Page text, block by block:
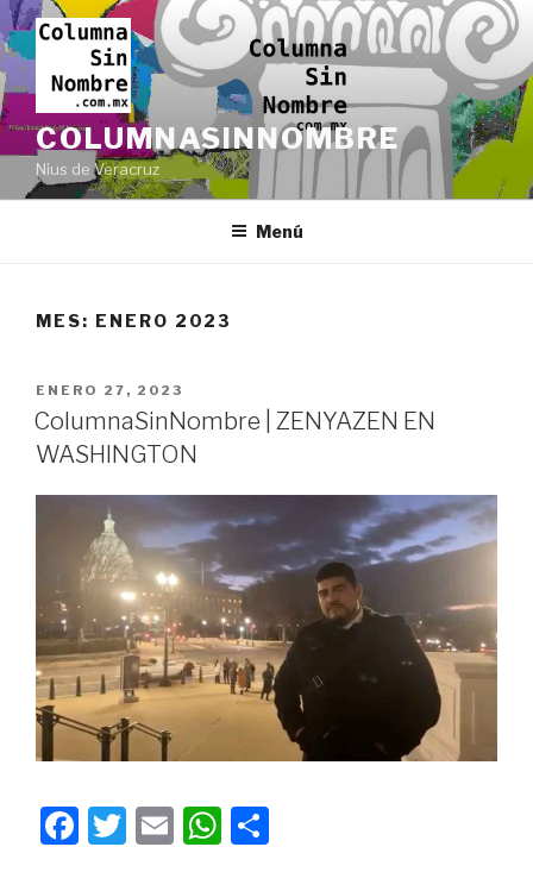
Ir
al
contenido
COLUMNASINNOMBRE
Nius de Veracruz
Menú
MES: ENERO 2023
PUBLICADO
EN
ENERO 27, 2023
ColumnaSinNombre | ZENYAZEN EN
WASHINGTON
F
T
E
W